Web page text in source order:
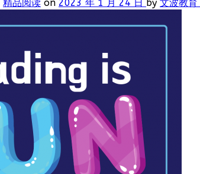
精品阅读 on 2023 年 1 月 24 日 by 文波教育